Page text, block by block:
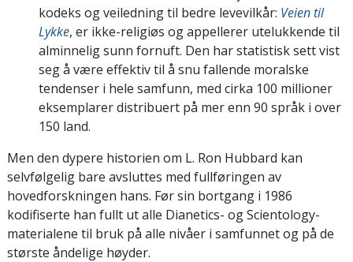
kodeks og veiledning til bedre levevilkår: Veien til
Lykke, er ikke-religiøs og appellerer utelukkende til
alminnelig sunn fornuft. Den har statistisk sett vist
seg å være effektiv til å snu fallende moralske
tendenser i hele samfunn, med cirka 100 millioner
eksemplarer distribuert på mer enn 90 språk i over
150 land.
Men den dypere historien om L. Ron Hubbard kan
selvfølgelig bare avsluttes med fullføringen av
hovedforskningen hans. Før sin bortgang i 1986
kodifiserte han fullt ut alle Dianetics- og Scientology-
materialene til bruk på alle nivåer i samfunnet og på de
største åndelige høyder.